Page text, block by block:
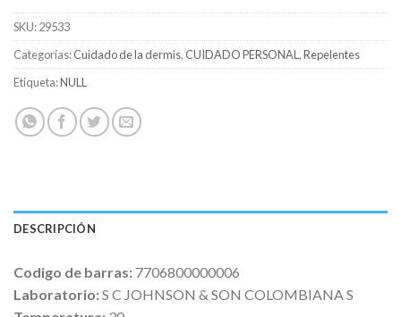
SKU:29533
Categorías:Cuidado de la dermis, CUIDADO PERSONAL,Repelentes
Etiqueta:NULL
DESCRIPCIÓN
Codigo de barras: 7706800000006
Laboratorio:S C JOHNSON & SON COLOMBIANA S